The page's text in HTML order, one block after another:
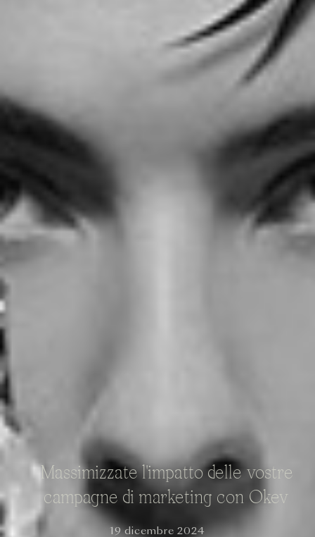
Massimizzate l'impatto delle vostre
campagne di marketing con Okev
19 dicembre 2024